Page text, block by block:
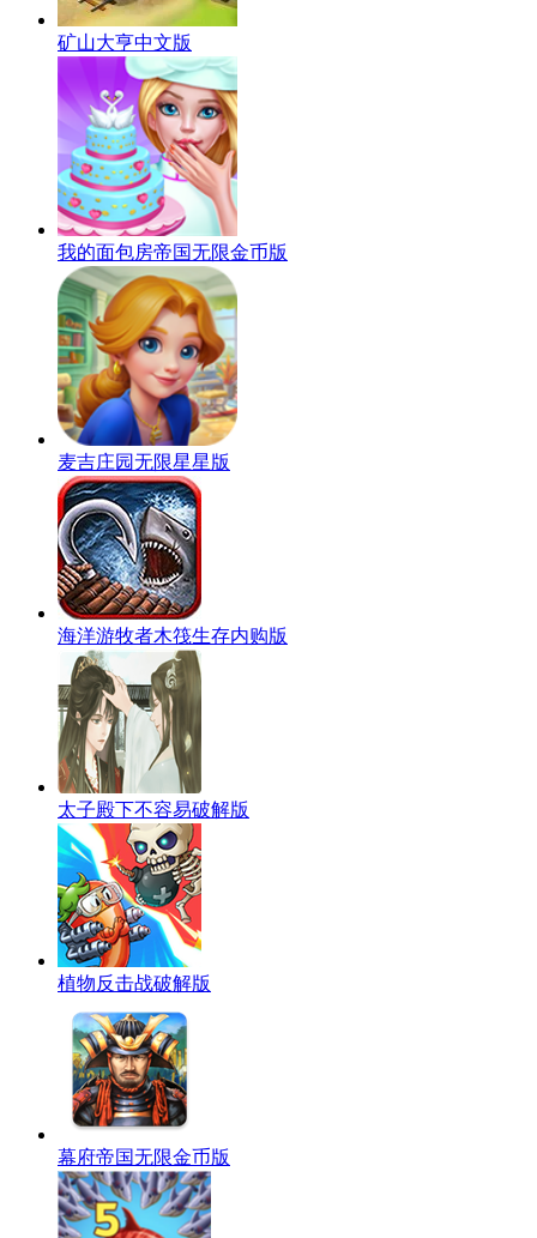
矿山大亨中文版
我的面包房帝国无限金币版
麦吉庄园无限星星版
海洋游牧者木筏生存内购版
太子殿下不容易破解版
植物反击战破解版
幕府帝国无限金币版